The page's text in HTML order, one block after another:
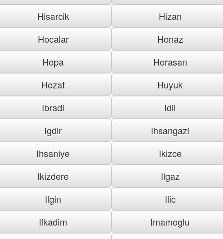
Hisarcik
Hizan
Hocalar
Honaz
Hopa
Horasan
Hozat
Huyuk
Ibradi
Idil
Igdir
Ihsangazi
Ihsaniye
Ikizce
Ikizdere
Ilgaz
Ilgin
Ilic
Ilkadim
Imamoglu